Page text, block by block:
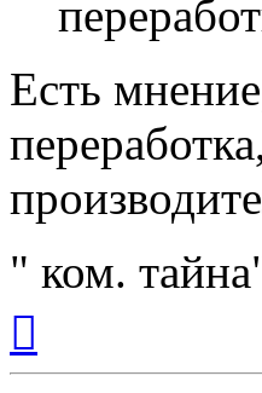
Есть
" ком.
началу